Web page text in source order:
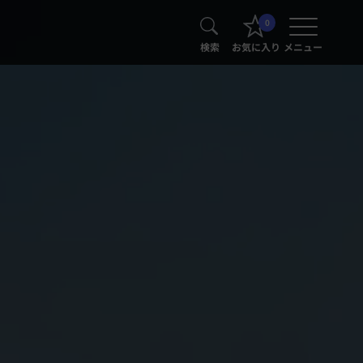
検索
0
お気に入り メニュー